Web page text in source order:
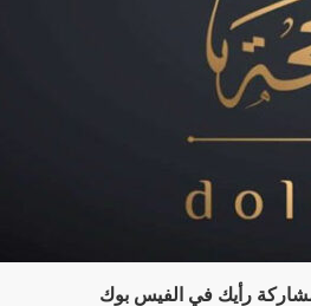
مشاركة رأيك في الفيس بوك